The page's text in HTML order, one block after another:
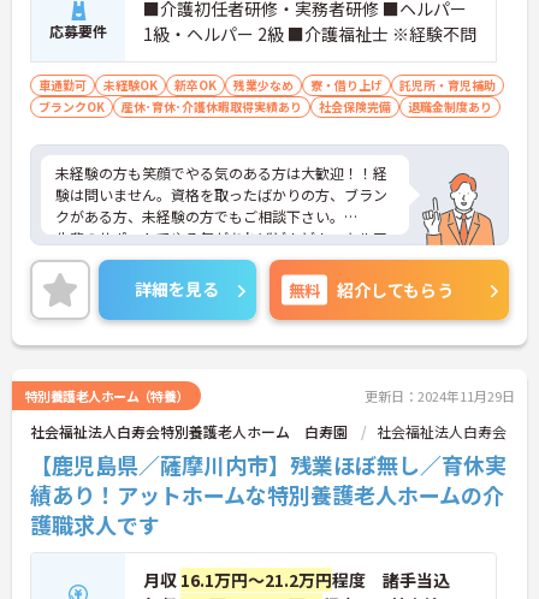
応募要件
■介護初任者研修・実務者研修 ■ヘルパー
1級・ヘルパー 2級 ■介護福祉士 ※経験不問
車通勤可 未経験OK 新卒OK 残業少なめ 寮・借り上げ
託児所・育児補助
ブランクOK
産休･育休･介護休暇取得実績あり 社会保険完備 退職金制度あり
未経験の方も笑顔でやる気のある方は大歓迎！！経
験は問いません。資格を取ったばかりの方、ブラン
クがある方、未経験の方でもご相談下さい。
先輩のサポートでやる気があればどんどんスキルア
ップを目指せる環境が整っているので、お仕事をす
る中で成長していける職場です！
育児休暇取得実績あり◎託児所も完備しており、小
さなお子様がいらっしゃる方に理解があるので、安
心して働いて頂ける環境です。
お住まいの方や、雨の日もストレスなく通っていた
だけます！！単身者用の入居可能住宅もあり！
ご興味ある方には、面接対策ポイントなど、さらに
詳細をお話しいたしますのでお気軽にご相談くださ
い。
詳細を見る 無料 紹介してもらう
特別養護老人ホーム（特養） 更新日：2024年11月29日
社会福祉法人白寿会特別養護老人ホーム 白寿園 社会福祉法人白寿会
【鹿児島県／薩摩川内市】残業ほぼ無し／育休実
績あり！アットホームな特別養護老人ホームの介
護職求人です
月収 16.1万円～21.2万円程度 諸手当込